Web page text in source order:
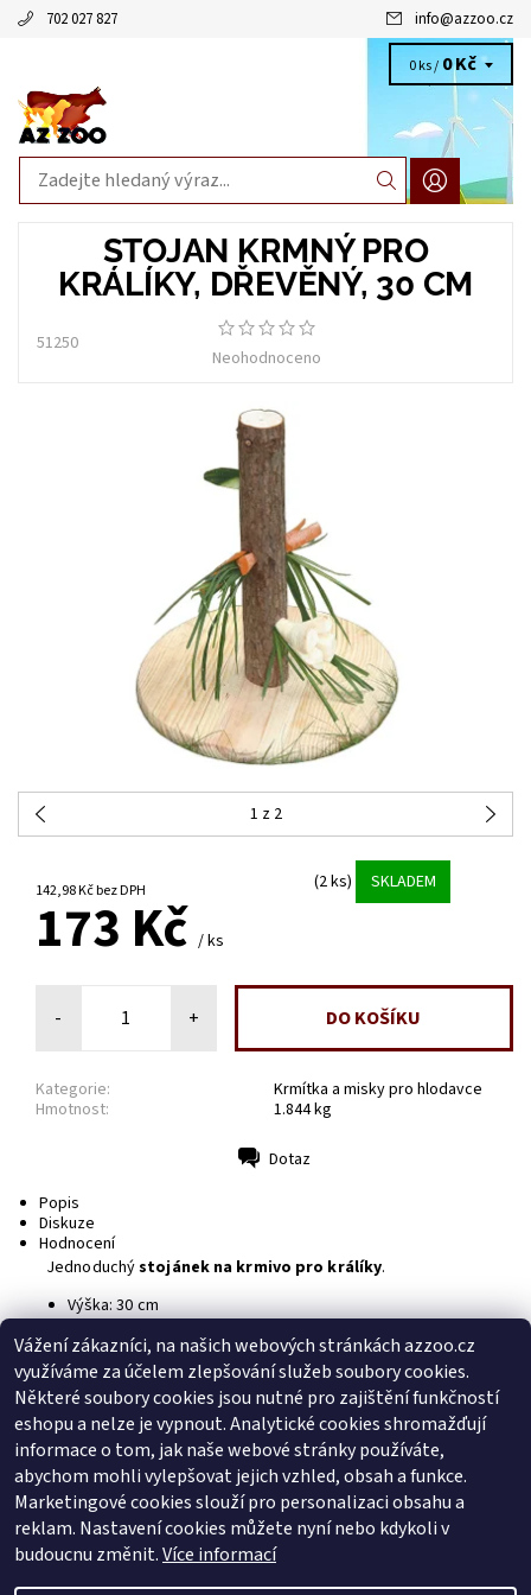
702 027 827 info@azzoo.cz
0 ks / 0 Kč
STOJAN KRMNÝ PRO
KRÁLÍKY, DŘEVĚNÝ, 30 CM
51250
Neohodnoceno
1 z 2
142,98 Kč bez DPH (2 ks) SKLADEM
173 Kč / ks
- +
Kategorie:
Krmítka a misky pro hlodavce
Hmotnost:
1.844 kg
Dotaz
Popis
Diskuze
Hodnocení
Jednoduchýstojánek na krmivo pro králíky.
Výška: 30 cm
Buďte první, kdo napíše příspěvek k této položce.
Přidat komentář
Buďte první, kdo napíše příspěvek k této položce.
Přidat hodnocení
Zboží.cz | Heureka.cz
Vážení zákazníci, na našich webových stránkách azzoo.cz
využíváme za účelem zlepšování služeb soubory cookies.
Některé soubory cookies jsou nutné pro zajištění funkčností
eshopu a nelze je vypnout. Analytické cookies shromažďují
informace o tom, jak naše webové stránky používáte,
abychom mohli vylepšovat jejich vzhled, obsah a funkce.
Marketingové cookies slouží pro personalizaci obsahu a
reklam. Nastavení cookies můžete nyní nebo kdykoli v
budoucnu změnit.Více informací